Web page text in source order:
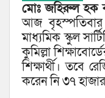
মোঃ জহিরুল হক
আজ
মাধ্যমিক স্কুল
কুমিল্লা
শিক্ষার্থী। তবে
করেন নি ৩৭ হাজার